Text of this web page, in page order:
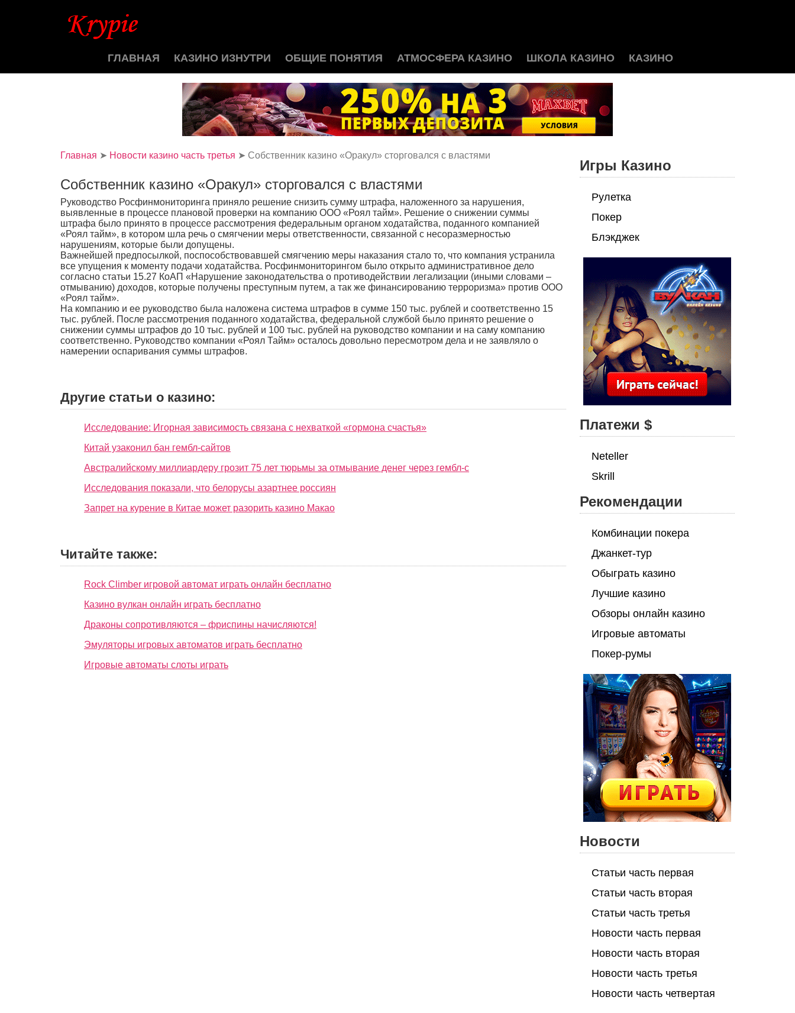
ГЛАВНАЯ КАЗИНО ИЗНУТРИ ОБЩИЕ ПОНЯТИЯ АТМОСФЕРА КАЗИНО ШКОЛА КАЗИНО КАЗИНО
Главная ➤ Новости казино часть третья ➤ Собственник казино «Оракул» сторговался с властями
Собственник казино «Оракул» сторговался с властями
Руководство Росфинмониторинга приняло решение снизить сумму штрафа, наложенного за нарушения,
выявленные в процессе плановой проверки на компанию ООО «Роял тайм». Решение о снижении суммы
штрафа было принято в процессе рассмотрения федеральным органом ходатайства, поданного компанией
«Роял тайм», в котором шла речь о смягчении меры ответственности, связанной с несоразмерностью
нарушениям, которые были допущены.
Важнейшей предпосылкой, поспособствовавшей смягчению меры наказания стало то, что компания устранила
все упущения к моменту подачи ходатайства. Росфинмониторингом было открыто административное дело
согласно статьи 15.27 КоАП «Нарушение законодательства о противодействии легализации (иными словами –
отмыванию) доходов, которые получены преступным путем, а так же финансированию терроризма» против ООО
«Роял тайм».
На компанию и ее руководство была наложена система штрафов в сумме 150 тыс. рублей и соответственно 15
тыс. рублей. После рассмотрения поданного ходатайства, федеральной службой было принято решение о
снижении суммы штрафов до 10 тыс. рублей и 100 тыс. рублей на руководство компании и на саму компанию
соответственно. Руководство компании «Роял Тайм» осталось довольно пересмотром дела и не заявляло о
намерении оспаривания суммы штрафов.
Другие статьи о казино:
Исследование: Игорная зависимость связана с нехваткой «гормона счастья»
Китай узаконил бан гембл-сайтов
Австралийскому миллиардеру грозит 75 лет тюрьмы за отмывание денег через гембл-с
Исследования показали, что белорусы азартнее россиян
Запрет на курение в Китае может разорить казино Макао
Читайте также:
Rock Climber игровой автомат играть онлайн бесплатно
Казино вулкан онлайн играть бесплатно
Драконы сопротивляются – фриспины начисляются!
Эмуляторы игровых автоматов играть бесплатно
Игровые автоматы слоты играть
Игры Казино
Рулетка
Покер
Блэкджек
Платежи $
Neteller
Skrill
Рекомендации
Комбинации покера
Джанкет-тур
Обыграть казино
Лучшие казино
Обзоры онлайн казино
Игровые автоматы
Покер-румы
Новости
Статьи часть первая
Статьи часть вторая
Статьи часть третья
Новости часть первая
Новости часть вторая
Новости часть третья
Новости часть четвертая